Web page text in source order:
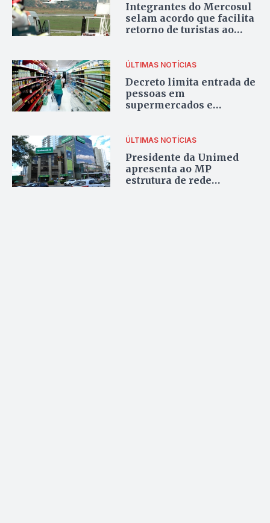
Integrantes do Mercosul
selam acordo que facilita
retorno de turistas ao
ÚLTIMAS NOTÍCIAS
Decreto limita entrada de
pessoas em
supermercados e
ÚLTIMAS NOTÍCIAS
Presidente da Unimed
apresenta ao MP
estrutura de rede